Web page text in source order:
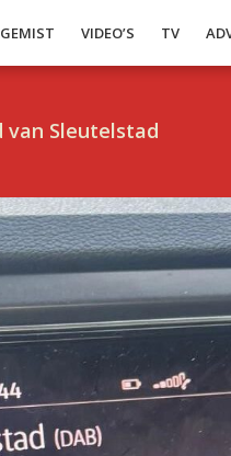
VIDEO’S TV
van Sleutelstad